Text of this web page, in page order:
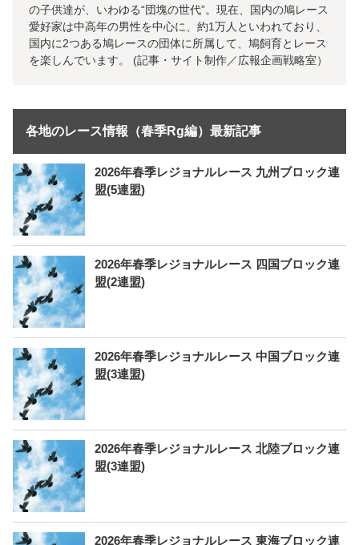
の子供達が、いわゆる“団塊の世代”。現在、国内の鳩レース
愛好家は中高年の男性を中心に、約1万人といわれており、
国内に2つある鳩レースの団体に所属して、鳩飼育とレース
を楽しんでいます。 (記事・サイト制作／広報企画戦略室）
各地のレース情報（春季Rg編）最新記事
2026年春季レジョナルレース 九州ブロック連
盟(5連盟)
2026年春季レジョナルレース 四国ブロック連
盟(2連盟)
2026年春季レジョナルレース 中国ブロック連
盟(3連盟)
2026年春季レジョナルレース 北陸ブロック連
盟(3連盟)
2026年春季レジョナルレース 東海ブロック連